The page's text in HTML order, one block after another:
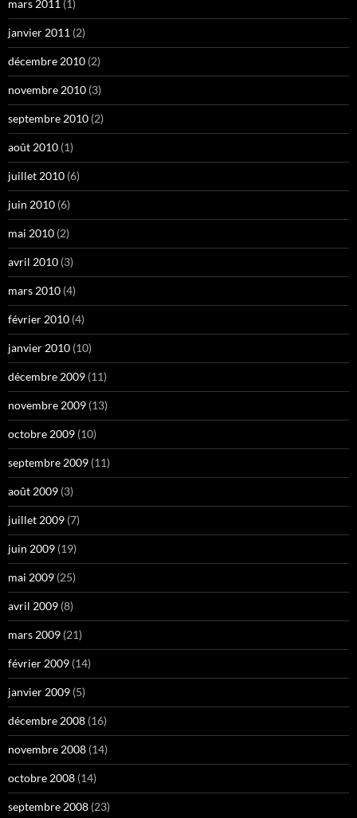
mars 2011 (1)
janvier 2011 (2)
décembre 2010 (2)
novembre 2010 (3)
septembre 2010 (2)
août 2010 (1)
juillet 2010 (6)
juin 2010 (6)
mai 2010 (2)
avril 2010 (3)
mars 2010 (4)
février 2010 (4)
janvier 2010 (10)
décembre 2009 (11)
novembre 2009 (13)
octobre 2009 (10)
septembre 2009 (11)
août 2009 (3)
juillet 2009 (7)
juin 2009 (19)
mai 2009 (25)
avril 2009 (8)
mars 2009 (21)
février 2009 (14)
janvier 2009 (5)
décembre 2008 (16)
novembre 2008 (14)
octobre 2008 (14)
septembre 2008 (23)